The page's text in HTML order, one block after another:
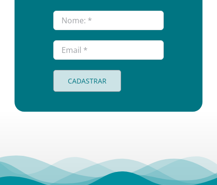
CADASTRAR